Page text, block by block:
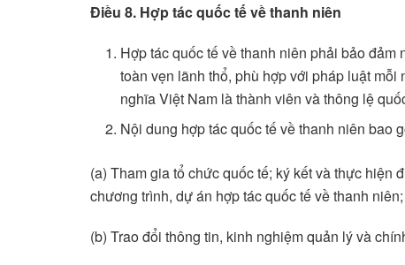
Điều 8. Hợp tác quốc tế về thanh niên
Hợp tác quốc tế về thanh niên phải bảo
toàn vẹn lãnh thổ, phù hợp với pháp luật
nghĩa Việt Nam là thành viên và thông lệ
Nội dung hợp tác quốc tế về thanh niên bao
(a) Tham gia tổ chức quốc tế; ký kết và thực hiện
chương trình, dự án hợp tác quốc tế về thanh niên;
(b) Trao đổi thông tin, kinh nghiệm quản lý và